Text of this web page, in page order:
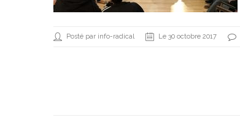
Posté par info-radical Le 30 octobre 2017